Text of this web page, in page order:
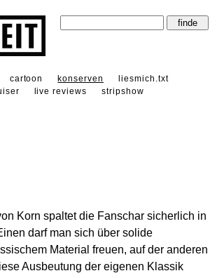
cartoon konserven
liesmich.txt
live reviews
stripshow
Korn spaltet die Fanschar sicherlich in
darf man sich über solide
Material freuen, auf der anderen
Ausbeutung der eigenen Klassik